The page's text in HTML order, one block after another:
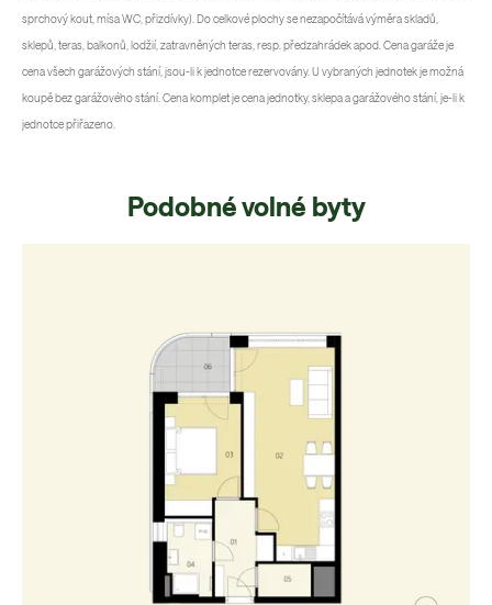
sprchový kout, mísa WC, přizdívky). Do celkové plochy se nezapočítává výměra skladů,
sklepů, teras, balkonů, lodžií, zatravněných teras, resp. předzahrádek apod. Cena garáže je
cena všech garážových stání, jsou-li k jednotce rezervovány. U vybraných jednotek je možná
koupě bez garážového stání. Cena komplet je cena jednotky, sklepa a garážového stání, je-li k
jednotce přiřazeno.
Podobné volné byty